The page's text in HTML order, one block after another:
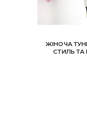
ЖІНОЧА
СТИЛЬ ТА